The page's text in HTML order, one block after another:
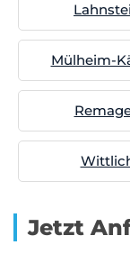
Mülheim-
Jetzt